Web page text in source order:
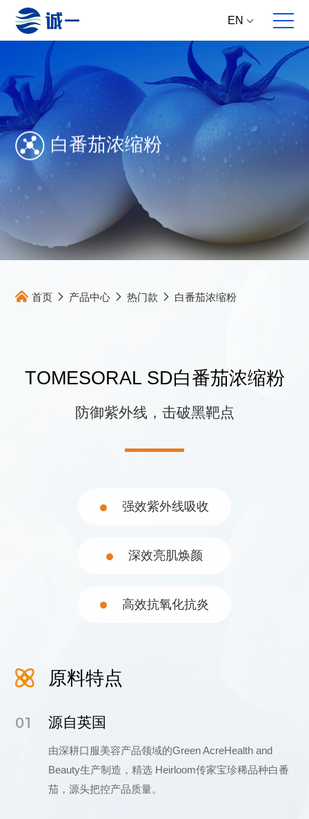
EN
关于我们
发展历程
合作伙伴
全案服务
全球原料直供
多维产品提案
跨国跨学科研发
跨国高标生产
全面动销服务
产品中心 集团动态
大事件
新研究
上海市徐汇区中山西路1602号宏汇国际广场B
©2023 诚一大健康科技集团有限公司 保留所有权利
Powered by zhulu 法律声明
白番茄浓缩粉
首页 产品中心 热门款 白番茄浓缩粉
TOMESORAL SD白番茄浓缩粉
防御紫外线，击破黑靶点
强效紫外线吸收
深效亮肌焕颜
高效抗氧化抗炎
原料特点
01 源自英国
由深耕口服美容产品领域的Green AcreHealth and
Beauty生产制造，精选 Heirloom传家宝珍稀品种白番
茄，源头把控产品质量。